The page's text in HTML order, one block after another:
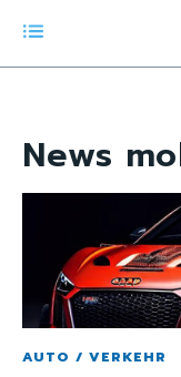
News
AUTO / VERKEHR